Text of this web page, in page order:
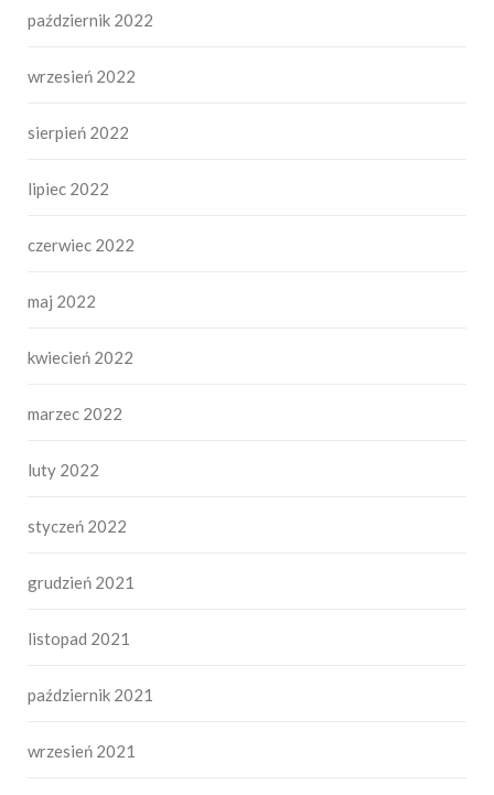
październik 2022
wrzesień 2022
sierpień 2022
lipiec 2022
czerwiec 2022
maj 2022
kwiecień 2022
marzec 2022
luty 2022
styczeń 2022
grudzień 2021
listopad 2021
październik 2021
wrzesień 2021